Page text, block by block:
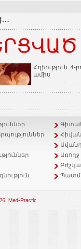
Հղիություն. 4-
ամիս
Med-Practic